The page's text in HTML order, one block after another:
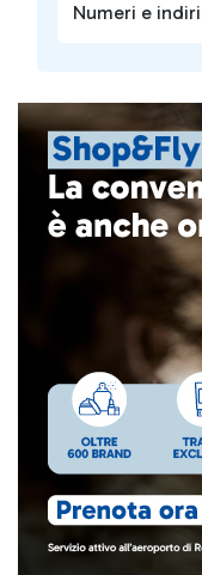
Numeri e